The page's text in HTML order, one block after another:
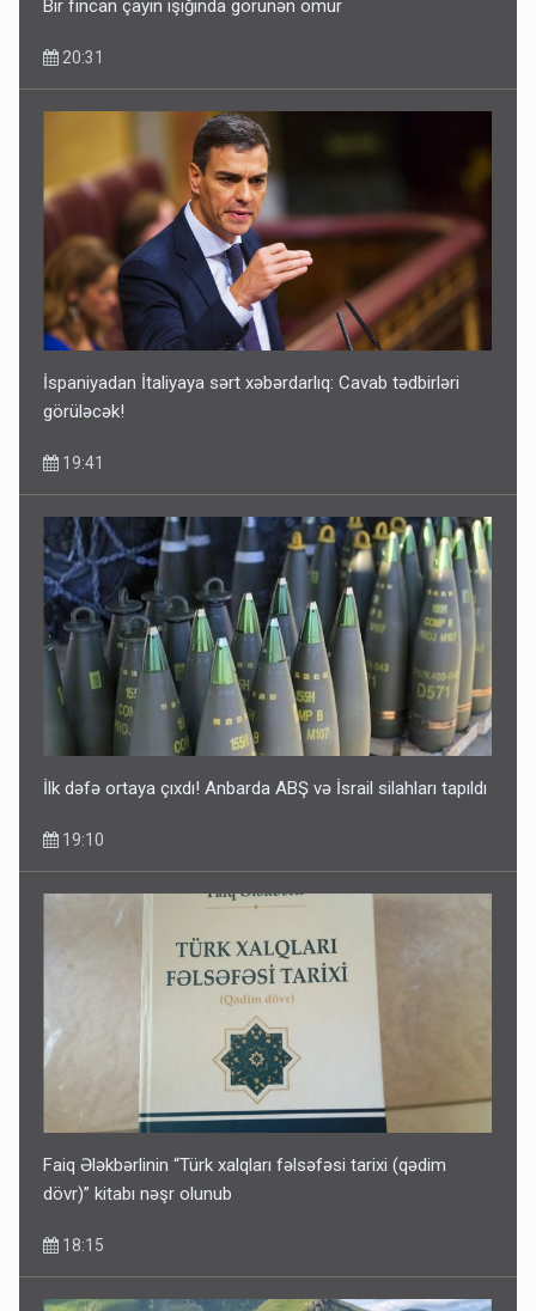
Bir fincan çayın işığında görünən ömür
20:31
İspaniyadan İtaliyaya sərt xəbərdarlıq: Cavab tədbirləri
görüləcək!
19:41
İlk dəfə ortaya çıxdı! Anbarda ABŞ və İsrail silahları tapıldı
19:10
Faiq Ələkbərlinin “Türk xalqları fəlsəfəsi tarixi (qədim
dövr)” kitabı nəşr olunub
18:15